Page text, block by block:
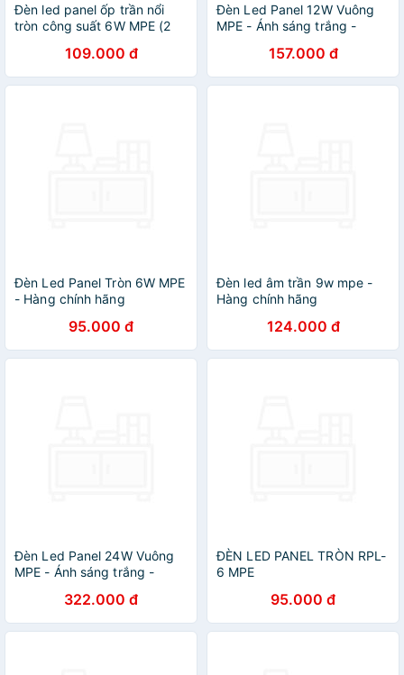
Đèn led panel ốp trần nổi
tròn công suất 6W MPE (2
109.000 đ
Đèn Led Panel 12W Vuông
MPE - Ánh sáng trắng -
157.000 đ
Đèn Led Panel Tròn 6W MPE
- Hàng chính hãng
95.000 đ
Đèn led âm trần 9w mpe -
Hàng chính hãng
124.000 đ
Đèn Led Panel 24W Vuông
MPE - Ánh sáng trắng -
322.000 đ
ĐÈN LED PANEL TRÒN RPL-
6 MPE
95.000 đ